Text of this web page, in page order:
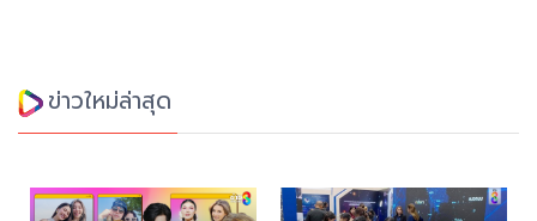
ข่าวใหม่ล่าสุด